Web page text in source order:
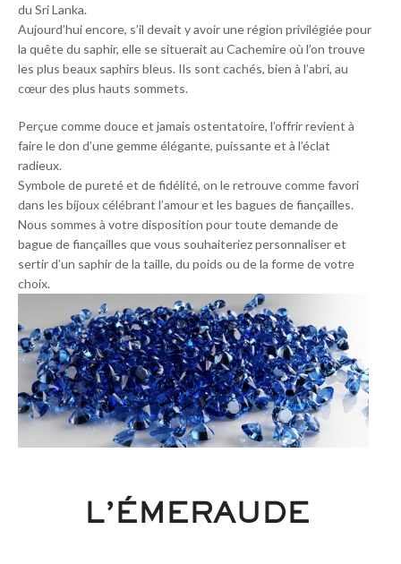
du Sri Lanka.
Aujourd’hui encore, s’il devait y avoir une région privilégiée pour
la quête du saphir, elle se situerait au Cachemire où l’on trouve
les plus beaux saphirs bleus. Ils sont cachés, bien à l’abri, au
cœur des plus hauts sommets.
Perçue comme douce et jamais ostentatoire, l’offrir revient à
faire le don d’une gemme élégante, puissante et à l’éclat
radieux.
Symbole de pureté et de fidélité, on le retrouve comme favori
dans les bijoux célébrant l’amour et les bagues de fiançailles.
Nous sommes à votre disposition pour toute demande de
bague de fiançailles que vous souhaiteriez personnaliser et
sertir d’un saphir de la taille, du poids ou de la forme de votre
choix.
L’ÉMERAUDE